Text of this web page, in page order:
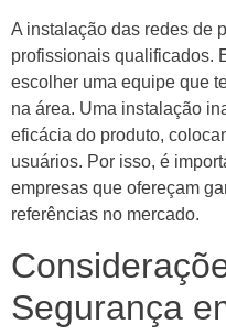
A instalação das redes de
profissionais qualificados.
escolher uma equipe que
na área. Uma instalação
eficácia do produto,
usuários. Por isso, é
empresas que ofereçam
referências no mercado.
Segurança